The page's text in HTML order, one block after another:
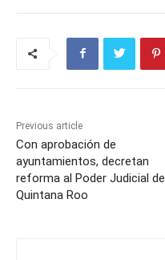
Previous article
Con aprobación de
ayuntamientos, decretan
reforma al Poder Judicial de
Quintana Roo